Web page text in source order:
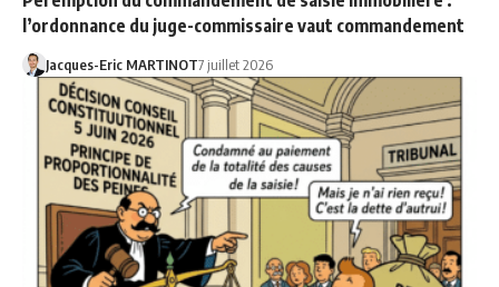
l’ordonnance du juge-commissaire vaut commandement
Jacques-Eric MARTINOT7 juillet 2026